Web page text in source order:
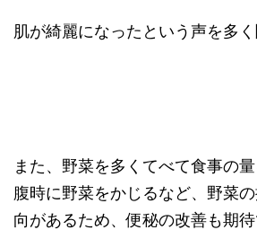
肌が綺麗になったという声を多く
また、野菜を多くてべて食事の
腹時に野菜をかじるなど、野菜
向があるため、便秘の改善も期待